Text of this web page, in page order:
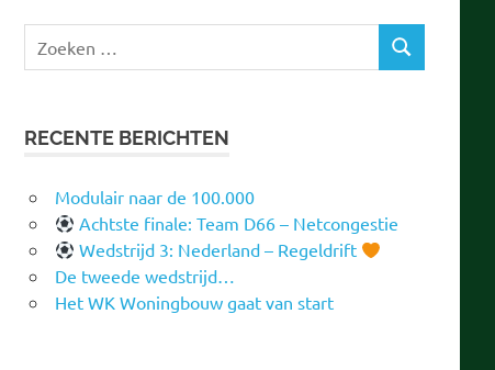
naar:
ZOEKEN
RECENTE BERICHTEN
Modulair naar de 100.000
Achtste finale: Team D66 – Netcongestie
Wedstrijd 3: Nederland – Regeldrift
De tweede wedstrijd…
Het WK Woningbouw gaat van start